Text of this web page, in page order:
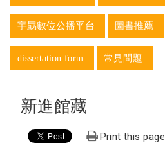
宇勗數位公播平台 圖書推薦
dissertation form 常見問題
新進館藏
Print this page